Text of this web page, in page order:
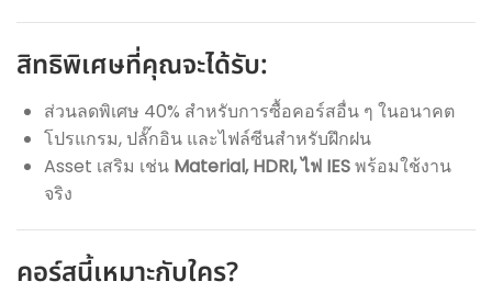
สิทธิพิเศษที่คุณจะได้รับ:
ส่วนลดพิเศษ 40% สำหรับการซื้อคอร์สอื่น ๆ ในอนาคต
โปรแกรม, ปลั๊กอิน และไฟล์ซีนสำหรับฝึกฝน
Asset เสริม เช่น Material, HDRI, ไฟ IESพร้อมใช้งาน
จริง
คอร์สนี้เหมาะกับใคร?